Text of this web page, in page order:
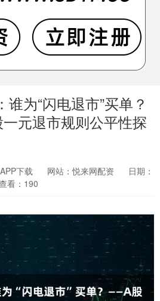
为“闪电退市”买单？
元退市规则公平性探
下载 网站：悦来网配资
日期：
看：190